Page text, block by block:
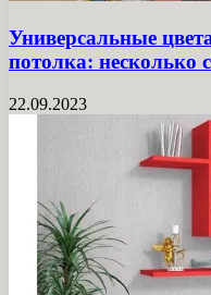
Универсальные
потолка: несколько
22.09.2023